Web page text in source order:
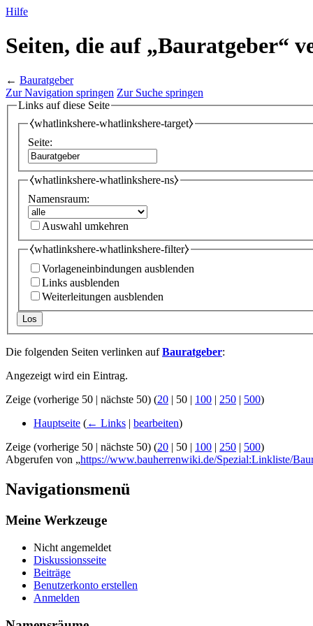
Hilfe
Seiten, die auf „Bauratgeber“
← Bauratgeber
Zur Navigation springen Zur Suche springen
Links auf diese Seite
⧼whatlinkshere-whatlinkshere-target⧽
Seite:
⧼whatlinkshere-whatlinkshere-ns⧽
Namensraum:
Auswahl umkehren
⧼whatlinkshere-whatlinkshere-filter⧽
Vorlageneinbindungen ausblenden
Links ausblenden
Weiterleitungen ausblenden
Los
Die folgenden Seiten verlinken aufBauratgeber:
Angezeigt wird ein Eintrag.
Zeige (vorherige 50 | nächste 50) (20 | 50 | 100 | 250 | 500)
Hauptseite (← Links | bearbeiten)
Zeige (vorherige 50 | nächste 50) (20 | 50 | 100 | 250 | 500)
Abgerufen von „https://www.bauherrenwiki.de/Spezial:Linkliste/
Navigationsmenü
Meine Werkzeuge
Nicht angemeldet
Diskussionsseite
Beiträge
Benutzerkonto erstellen
Anmelden